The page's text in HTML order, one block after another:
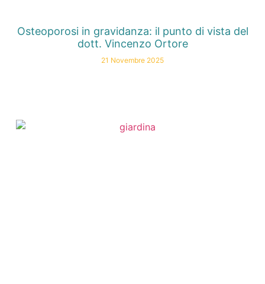
Osteoporosi in gravidanza: il punto di vista del
dott. Vincenzo Ortore
21 Novembre 2025